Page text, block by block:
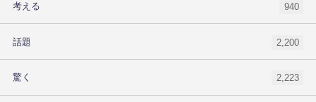
考える 940
話題 2,200
驚く 2,223